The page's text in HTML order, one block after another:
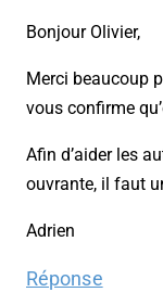
Bonjour Olivier,
Merci beaucoup
vous confirme
Afin d’aider les
ouvrante, il faut
Adrien
Réponse